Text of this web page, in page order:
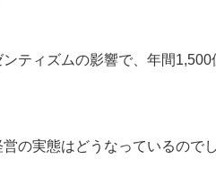
ティズムの影響で、年間
の実態はどうなっているのでし